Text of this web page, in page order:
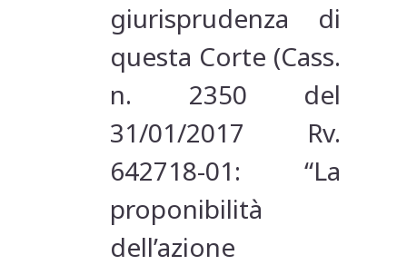
giurisprudenza di
questa Corte (Cass.
n. 2350 del
31/01/2017 Rv.
642718-01: “La
proponibilità
dell’azione